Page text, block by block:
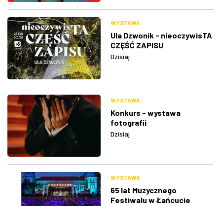
WYSTAWA
Ula Dzwonik - nieoczywisTA
CZĘŚĆ ZAPISU
Dzisiaj
WYSTAWA
Konkurs - wystawa
fotografii
Dzisiaj
WYSTAWA
65 lat Muzycznego
Festiwalu w Łańcucie